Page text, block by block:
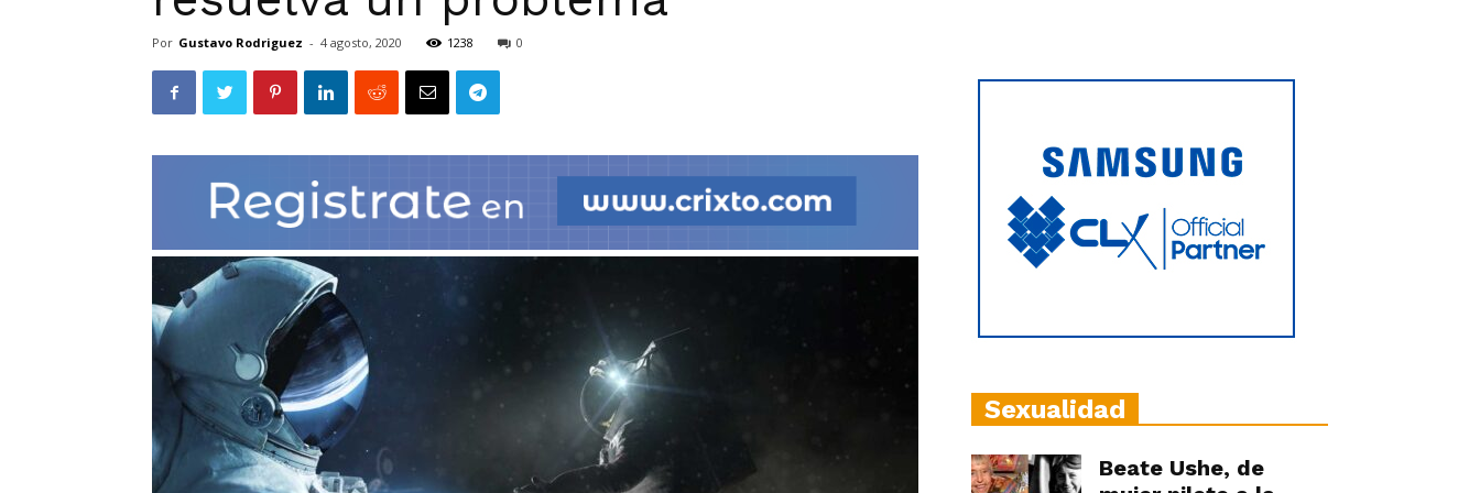
|
Por Gustavo Rodriguez - 4 agosto, 2020 1238 0
Sexualidad
Beate Ushe, de